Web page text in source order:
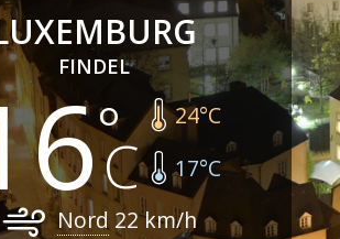
FINDEL
24°C
17°C
Nord 22km/h